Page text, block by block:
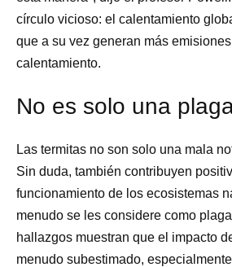
círculo vicioso: el calentamiento
que a su vez generan más
calentamiento.
No es solo una
Las termitas no son solo una mala
Sin duda, también contribuyen
funcionamiento de los ecosistemas
menudo se les considere como
hallazgos muestran que el impacto
menudo subestimado,